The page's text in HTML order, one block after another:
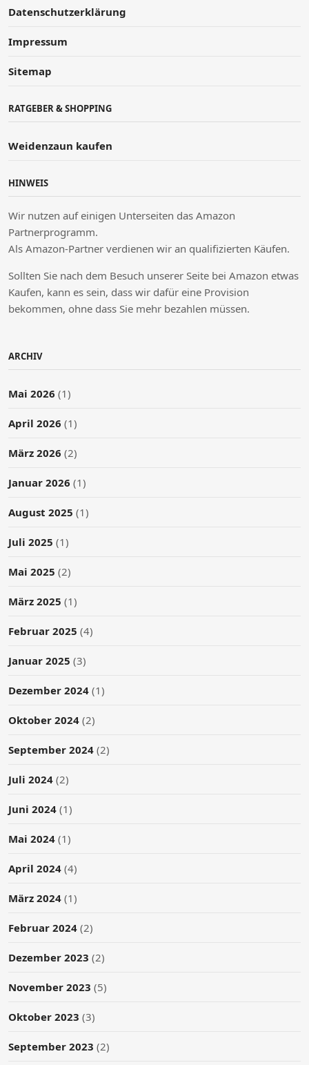
Datenschutzerklärung
Impressum
Sitemap
RATGEBER & SHOPPING
Weidenzaun kaufen
HINWEIS
Wir nutzen auf einigen Unterseiten das Amazon
Partnerprogramm.
Als Amazon-Partner verdienen wir an qualifizierten Käufen.
Sollten Sie nach dem Besuch unserer Seite bei Amazon etwas
Kaufen, kann es sein, dass wir dafür eine Provision
bekommen, ohne dass Sie mehr bezahlen müssen.
ARCHIV
Mai 2026 (1)
April 2026 (1)
März 2026 (2)
Januar 2026 (1)
August 2025 (1)
Juli 2025 (1)
Mai 2025 (2)
März 2025 (1)
Februar 2025 (4)
Januar 2025 (3)
Dezember 2024 (1)
Oktober 2024 (2)
September 2024 (2)
Juli 2024 (2)
Juni 2024 (1)
Mai 2024 (1)
April 2024 (4)
März 2024 (1)
Februar 2024 (2)
Dezember 2023 (2)
November 2023 (5)
Oktober 2023 (3)
September 2023 (2)